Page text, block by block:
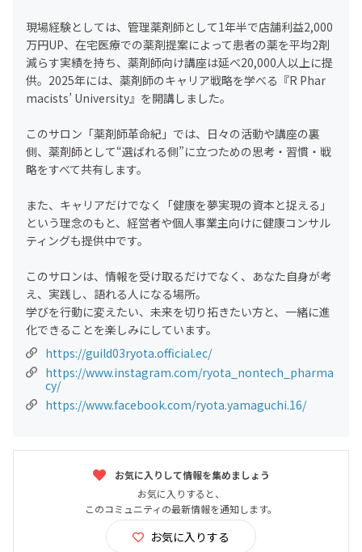
現場経験としては、管理薬剤師として1年半で店舗利益2,000
万円UP、在宅医療での薬剤提案によって患者の薬を平均2剤
減らす実績を持ち、薬剤師向け講座は延べ20,000人以上に提
供。2025年には、薬剤師のキャリア戦略を学べる『R Phar
macists’ University』を開講しました。
このサロン「薬剤師革命紀」では、日々の活動や講座の裏
側、薬剤師として“選ばれる側”に立つための思考・習慣・戦
略をすべて共有します。
また、キャリアだけでなく「健康を夢実現の資本と捉える」
という理念のもと、経営者や個人事業主向けに健康コンサル
ティングも提供中です。
このサロンは、情報を受け取るだけでなく、あなた自身が考
え、実践し、語れる人になる場所。
学びを行動に変えたい、未来を切り拓きたい方と、一緒に進
化できることを楽しみにしています。
https://guild03ryota.official.ec/
https://www.instagram.com/ryota_nontech_pharma
cy/
https://www.facebook.com/ryota.yamaguchi.16/
お気に入りして情報を集めましょう
お気に入りすると、
このコミュニティの最新情報を通知します。
お気に入りする